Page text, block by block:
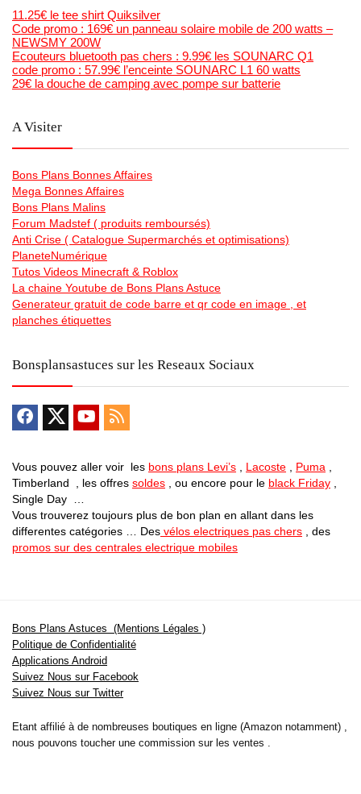
11.25€ le tee shirt Quiksilver
Code promo : 169€ un panneau solaire mobile de 200 watts –
NEWSMY 200W
Ecouteurs bluetooth pas chers : 9.99€ les SOUNARC Q1
code promo : 57.99€ l’enceinte SOUNARC L1 60 watts
29€ la douche de camping avec pompe sur batterie
A Visiter
Bons Plans Bonnes Affaires
Mega Bonnes Affaires
Bons Plans Malins
Forum Madstef ( produits remboursés)
Anti Crise ( Catalogue Supermarchés et optimisations)
PlaneteNumérique
Tutos Videos Minecraft & Roblox
La chaine Youtube de Bons Plans Astuce
Generateur gratuit de code barre et qr code en image , et
planches étiquettes
Bonsplansastuces sur les Reseaux Sociaux
Vous pouvez aller voir les bons plans Levi’s Lacoste Puma
Timberland , les offres soldes , ou encore pour le black Friday
Single Day …
Vous trouverez toujours plus de bon plan en allant dans les
differentes catégories … Des vélos electriques pas chers , des
promos sur des centrales electrique mobiles
Bons Plans Astuces (Mentions Légales )
Politique de Confidentialité
Applications Android
Suivez Nous sur Facebook
Suivez Nous sur Twitter
Etant affilié à de nombreuses boutiques en ligne (Amazon notamment) ,
nous pouvons toucher une commission sur les ventes .